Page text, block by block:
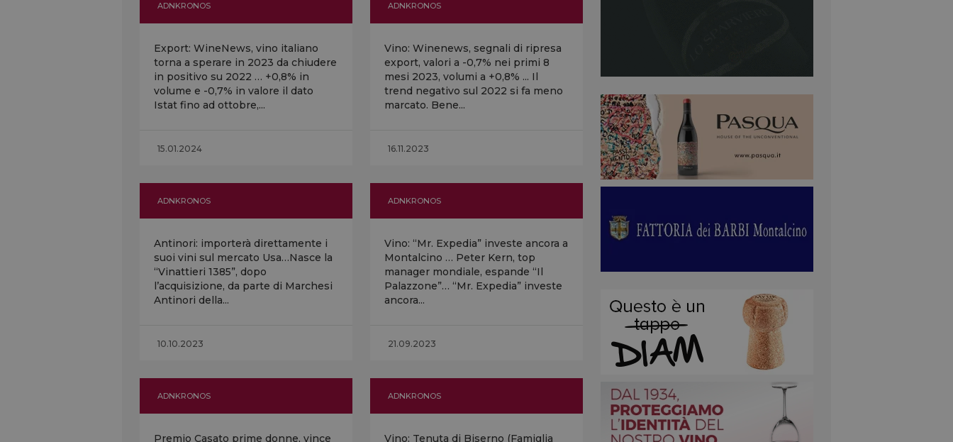
ADNKRONOS
Export: WineNews, vino italiano
torna a sperare in 2023 da chiudere
in positivo su 2022 … +0,8% in
volume e -0,7% in valore il dato
Istat fino ad ottobre,...
15.01.2024
ADNKRONOS
Vino: Winenews, segnali di ripresa
export, valori a -0,7% nei primi 8
mesi 2023, volumi a +0,8% ... Il
trend negativo sul 2022 si fa meno
marcato. Bene...
16.11.2023
ADNKRONOS
Antinori: importerà direttamente i
suoi vini sul mercato Usa…Nasce la
“Vinattieri 1385”, dopo
l’acquisizione, da parte di Marchesi
Antinori della...
10.10.2023
ADNKRONOS
Vino: “Mr. Expedia” investe ancora a
Montalcino … Peter Kern, top
manager mondiale, espande “Il
Palazzone”… “Mr. Expedia” investe
ancora...
21.09.2023
ADNKRONOS
Premio Casato prime donne, vince
ADNKRONOS
Vino: Tenuta di Biserno (Famiglia